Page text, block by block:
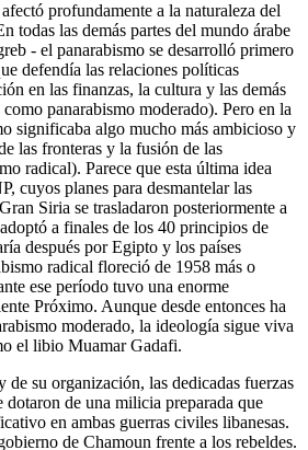
profundamente a la naturaleza del
todas las demás partes del mundo árabe
- el panarabismo se desarrolló primero
defendía las relaciones políticas
en las finanzas, la cultura y las demás
panarabismo moderado). Pero en la
significaba algo mucho más ambicioso y
las fronteras y la fusión de las
radical). Parece que esta última idea
cuyos planes para desmantelar las
Siria se trasladaron posteriormente a
a finales de los 40 principios de
después por Egipto y los países
radical floreció de 1958 más o
ese período tuvo una enorme
Próximo. Aunque desde entonces ha
moderado, la ideología sigue viva
el libio Muamar Gadafi.
de su organización, las dedicadas fuerzas
dotaron de una milicia preparada que
en ambas guerras civiles libanesas.
de Chamoun frente a los rebeldes.